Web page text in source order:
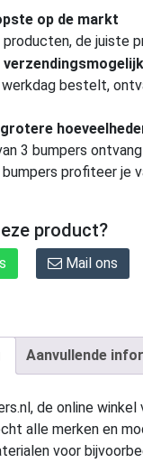
op de markt
de juiste
bestelt,
3 bumpers
profiteer je
product?
Mail ons
Aanvullende
de online winkel
alle merken en
voor